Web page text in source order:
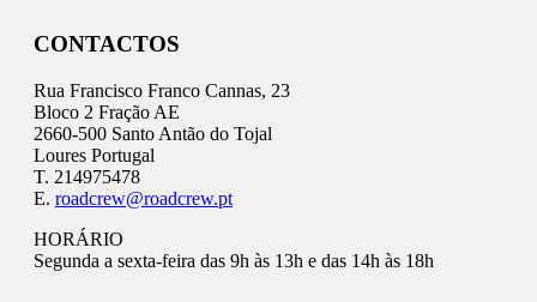
CONTACTOS
Rua Francisco Franco Cannas, 23
Bloco 2 Fração AE
2660-500 Santo Antão do Tojal
Loures Portugal
T. 214975478
E. roadcrew@roadcrew.pt
HORÁRIO
Segunda a sexta-feira das 9h às 13h e das 14h às 18h